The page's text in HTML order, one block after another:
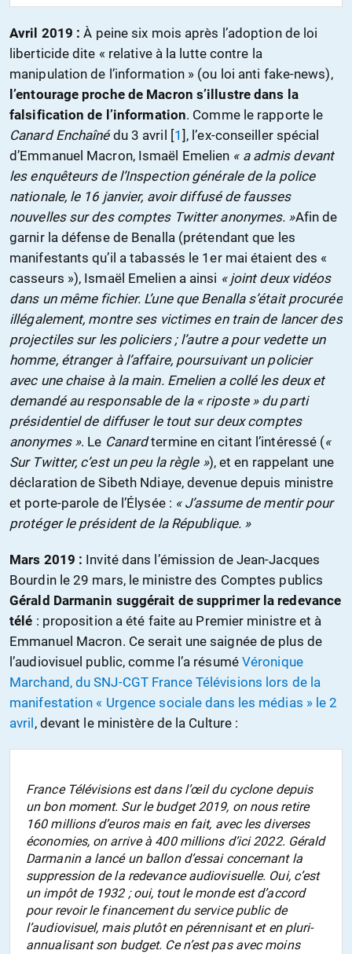
Avril 2019 : À peine six mois après l’adoption de loi
liberticide dite « relative à la lutte contre la
manipulation de l’information » (ou loi anti fake-news),
l’entourage proche de Macron s’illustre dans la
falsification de l’information. Comme le rapporte le
Canard Enchaînédu 3 avril [1 ] , l’ex-conseiller spécial
d’Emmanuel Macron, Ismaël Emelien « a admis devant
les enquêteurs de l’Inspection générale de la police
nationale, le 16 janvier, avoir diffusé de fausses
nouvelles sur des comptes Twitter anonymes. »Afin de
garnir la défense de Benalla (prétendant que les
manifestants qu’il a tabassés le 1er mai étaient des «
casseurs »), Ismaël Emelien a ainsi « joint deux vidéos
dans un même fichier. L’une que Benalla s’était procurée
illégalement, montre ses victimes en train de lancer des
projectiles sur les policiers ; l’autre a pour vedette un
homme, étranger à l’affaire, poursuivant un policier
avec une chaise à la main. Emelien a collé les deux et
demandé au responsable de la « riposte » du parti
présidentiel de diffuser le tout sur deux comptes
anonymes ». Le Canardtermine en citant l’intéressé («
Sur Twitter, c’est un peu la règle »), et en rappelant une
déclaration de Sibeth Ndiaye, devenue depuis ministre
et porte-parole de l’Élysée : « J’assume de mentir pour
protéger le président de la République. »
Mars 2019 : Invité dans l’émission de Jean-Jacques
Bourdin le 29 mars, le ministre des Comptes publics
Gérald Darmanin suggérait de supprimer la redevance
télé : proposition a été faite au Premier ministre et à
Emmanuel Macron. Ce serait une saignée de plus de
l’audiovisuel public, comme l’a résumé Véronique
Marchand, du SNJ-CGT France Télévisions lors de la
manifestation « Urgence sociale dans les médias » le 2
avril , devant le ministère de la Culture :
France Télévisions est dans l’œil du cyclone depuis
un bon moment. Sur le budget 2019, on nous retire
160 millions d’euros mais en fait, avec les diverses
économies, on arrive à 400 millions d’ici 2022. Gérald
Darmanin a lancé un ballon d’essai concernant la
suppression de la redevance audiovisuelle. Oui, c’est
un impôt de 1932 ; oui, tout le monde est d’accord
pour revoir le financement du service public de
l’audiovisuel, mais plutôt en pérennisant et en pluri-
annualisant son budget. Ce n’est pas avec moins